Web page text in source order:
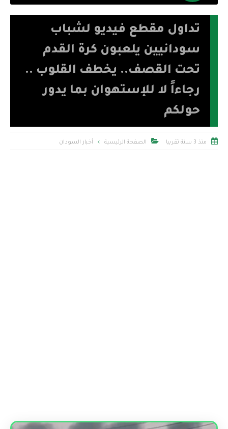
تداول مقطع فيديو لشباب
سودانيين يلعبون كرة القدم
تحت القصف.. يخطف القلوب ..
رجاءاً لا للإستهوان بما يدور
حولكم
 منذ 3 سنة تقريبا  الصفحة الرئيسية أخبار السودان